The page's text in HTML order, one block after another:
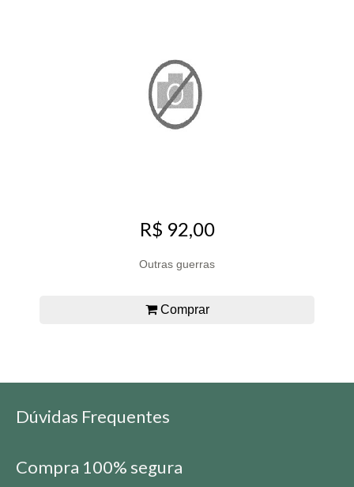
R$ 92,00
Outras guerras
Comprar
Dúvidas Frequentes
Compra 100% segura